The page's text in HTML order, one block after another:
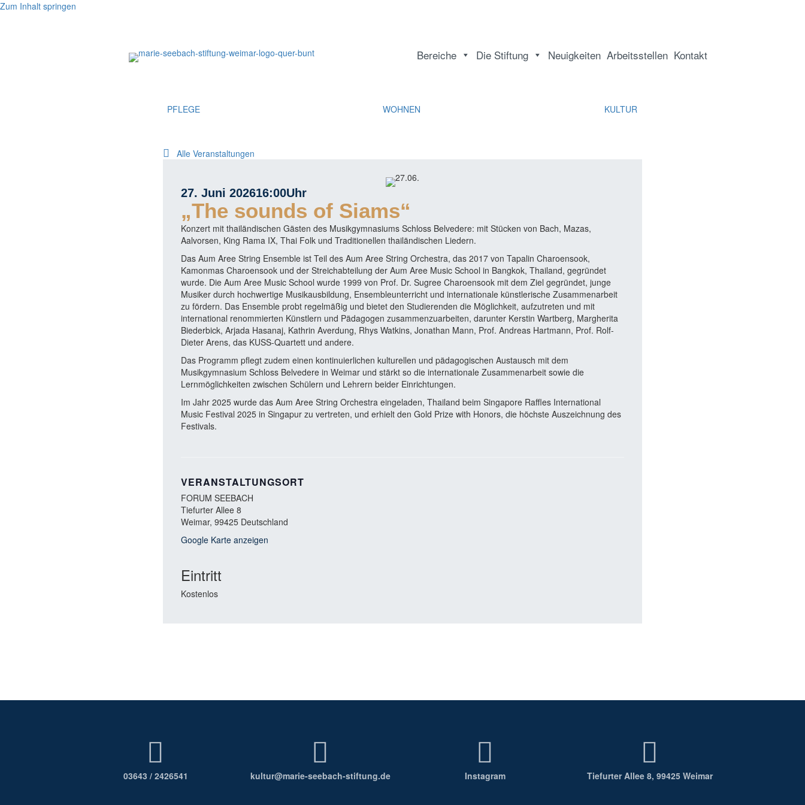
Zum Inhalt springen
Bereiche Die Stiftung Neuigkeiten Arbeitsstellen Kontakt
PFLEGE WOHNEN KULTUR
Alle Veranstaltungen
27. Juni 202616:00Uhr
„The sounds of Siams“
Konzert mit thailändischen Gästen des Musikgymnasiums Schloss Belvedere: mit Stücken von Bach, Mazas,
Aalvorsen, King Rama IX, Thai Folk und Traditionellen thailändischen Liedern.
Das Aum Aree String Ensemble ist Teil des Aum Aree String Orchestra, das 2017 von Tapalin Charoensook,
Kamonmas Charoensook und der Streichabteilung der Aum Aree Music School in Bangkok, Thailand, gegründet
wurde. Die Aum Aree Music School wurde 1999 von Prof. Dr. Sugree Charoensook mit dem Ziel gegründet, junge
Musiker durch hochwertige Musikausbildung, Ensembleunterricht und internationale künstlerische Zusammenarbeit
zu fördern. Das Ensemble probt regelmäßig und bietet den Studierenden die Möglichkeit, aufzutreten und mit
international renommierten Künstlern und Pädagogen zusammenzuarbeiten, darunter Kerstin Wartberg, Margherita
Biederbick, Arjada Hasanaj, Kathrin Averdung, Rhys Watkins, Jonathan Mann, Prof. Andreas Hartmann, Prof. Rolf-
Dieter Arens, das KUSS-Quartett und andere.
Das Programm pflegt zudem einen kontinuierlichen kulturellen und pädagogischen Austausch mit dem
Musikgymnasium Schloss Belvedere in Weimar und stärkt so die internationale Zusammenarbeit sowie die
Lernmöglichkeiten zwischen Schülern und Lehrern beider Einrichtungen.
Im Jahr 2025 wurde das Aum Aree String Orchestra eingeladen, Thailand beim Singapore Raffles International
Music Festival 2025 in Singapur zu vertreten, und erhielt den Gold Prize with Honors, die höchste Auszeichnung des
Festivals.
VERANSTALTUNGSORT
FORUM SEEBACH
Tiefurter Allee 8
Weimar, 99425 Deutschland
Google Karte anzeigen
Eintritt
Kostenlos
03643 / 2426541 kultur@marie-seebach-stiftung.de Instagram Tiefurter Allee 8, 99425 Weimar